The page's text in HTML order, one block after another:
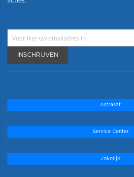
INSCHRIJVEN
Astrasat
Service Center
Zakelijk